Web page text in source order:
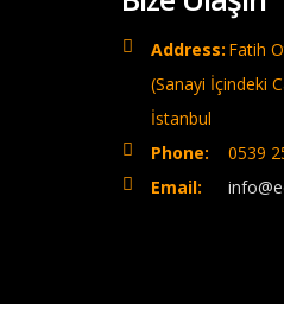
Address: Fatih
(Sanayi İçindeki
İstanbul
Phone:
0539
Email: